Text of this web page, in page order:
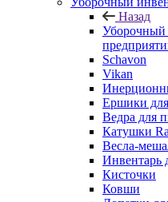
Назад
Уборочный
Schavon
Vikan
Ершики
Ведра для
Катушки
Весла-
Инвентарь
Кисточки
Ковши